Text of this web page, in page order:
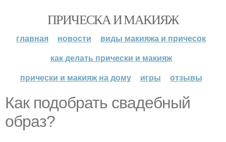
ПРИЧЕСКА И МАКИЯЖ
главная новости
виды макияжа и причесок
как делать прически и макияж
прически и макияж на дому
игры отзывы
Как подобрать свадебный
образ?